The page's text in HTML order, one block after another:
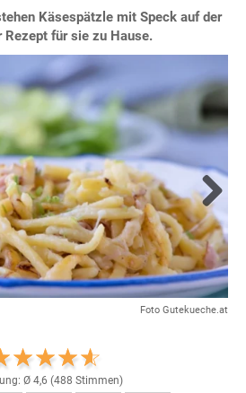
Käsespätzle mit Speck auf der
für sie zu Hause.
Foto Gutekueche.at
Next
Ø 4,6 (488 Stimmen)